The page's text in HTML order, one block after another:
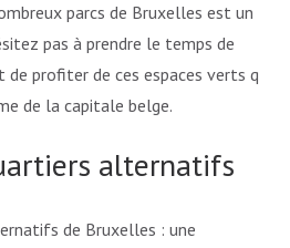
parcs de Bruxelles est un
pas à prendre le temps de
profiter de ces espaces verts qui
de la capitale belge.
alternatifs
de Bruxelles : une